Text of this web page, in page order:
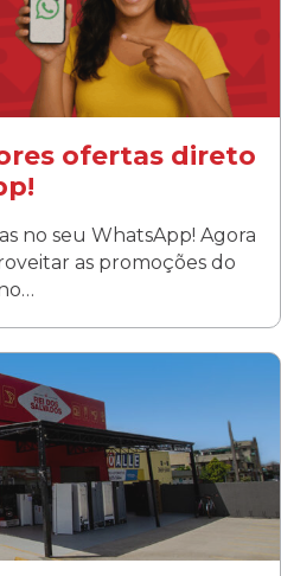
Curitiba –PR
às 19h00
ofertas direto
no seu WhatsApp! Agora
as promoções do